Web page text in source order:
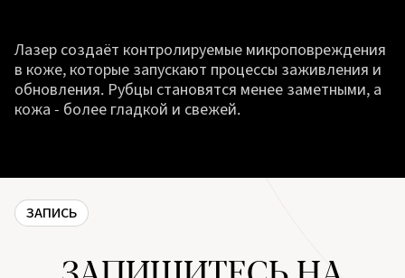
Лазер создаёт контролируемые микроповреждения
в коже, которые запускают процессы заживления и
обновления. Рубцы становятся менее заметными, а
кожа - более гладкой и свежей.
ЗАПИСЬ